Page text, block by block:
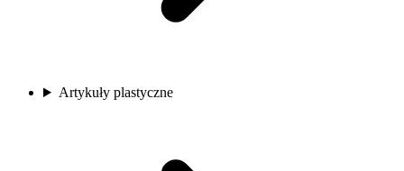
Artykuły plastyczne